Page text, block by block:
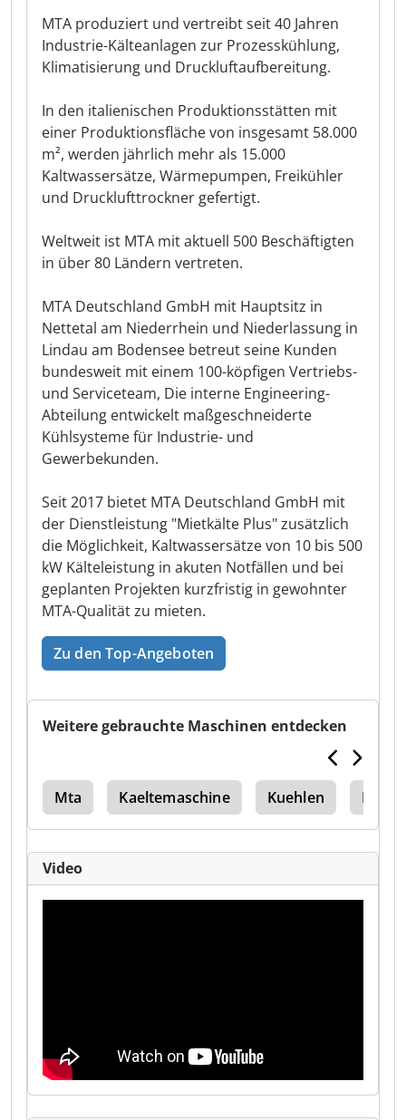
MTA produziert und vertreibt seit 40 Jahren
Industrie-Kälteanlagen zur Prozesskühlung,
Klimatisierung und Druckluftaufbereitung.
In den italienischen Produktionsstätten mit
einer Produktionsfläche von insgesamt 58.000
m², werden jährlich mehr als 15.000
Kaltwassersätze, Wärmepumpen, Freikühler
und Drucklufttrockner gefertigt.
Weltweit ist MTA mit aktuell 500 Beschäftigten
in über 80 Ländern vertreten.
MTA Deutschland GmbH mit Hauptsitz in
Nettetal am Niederrhein und Niederlassung in
Lindau am Bodensee betreut seine Kunden
bundesweit mit einem 100-köpfigen Vertriebs-
und Serviceteam, Die interne Engineering-
Abteilung entwickelt maßgeschneiderte
Kühlsysteme für Industrie- und
Gewerbekunden.
Seit 2017 bietet MTA Deutschland GmbH mit
der Dienstleistung "Mietkälte Plus" zusätzlich
die Möglichkeit, Kaltwassersätze von 10 bis 500
kW Kälteleistung in akuten Notfällen und bei
geplanten Projekten kurzfristig in gewohnter
MTA-Qualität zu mieten.
Zu den Top-Angeboten
Weitere gebrauchte Maschinen entdecken
Mta Kaeltemaschine Kuehlen
Video